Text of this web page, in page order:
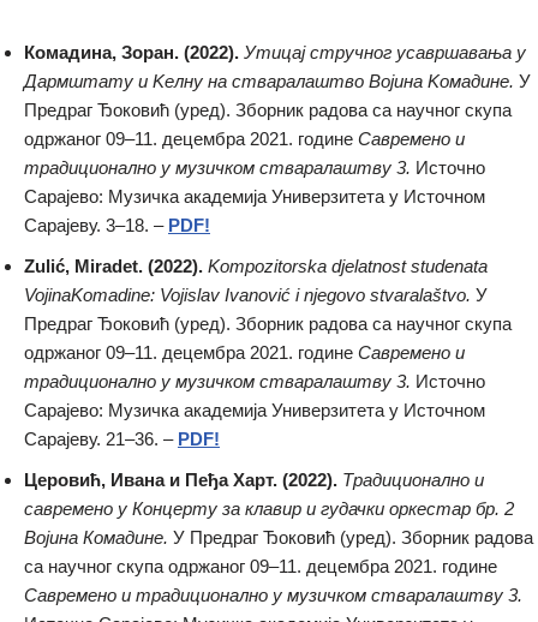
Комадина, Зоран. (2022). Утицај стручног усавршавања у
Дармштату и Kелну на стваралаштво Војина Kомадине. У
Предраг Ђоковић (уред). Зборник радова са научног скупа
одржаног 09–11. децембра 2021. године Савремено и
традиционално у музичком стваралаштву 3. Источно
Сарајево: Музичка академија Универзитета у Источном
Сарајеву. 3–18. – PDF!
Zulić, Miradet. (2022). Kompozitorska djelatnost studenata
VojinaKomadine: Vojislav Ivanović i njegovo stvaralaštvo. У
Предраг Ђоковић (уред). Зборник радова са научног скупа
одржаног 09–11. децембра 2021. године Савремено и
традиционално у музичком стваралаштву 3. Источно
Сарајево: Музичка академија Универзитета у Источном
Сарајеву. 21–36. – PDF!
Церовић, Ивана и Пеђа Харт. (2022). Традиционално и
савремено у Концерту за клавир и гудачки оркестар бр. 2
Војина Комадине. У Предраг Ђоковић (уред). Зборник радова
са научног скупа одржаног 09–11. децембра 2021. године
Савремено и традиционално у музичком стваралаштву 3.